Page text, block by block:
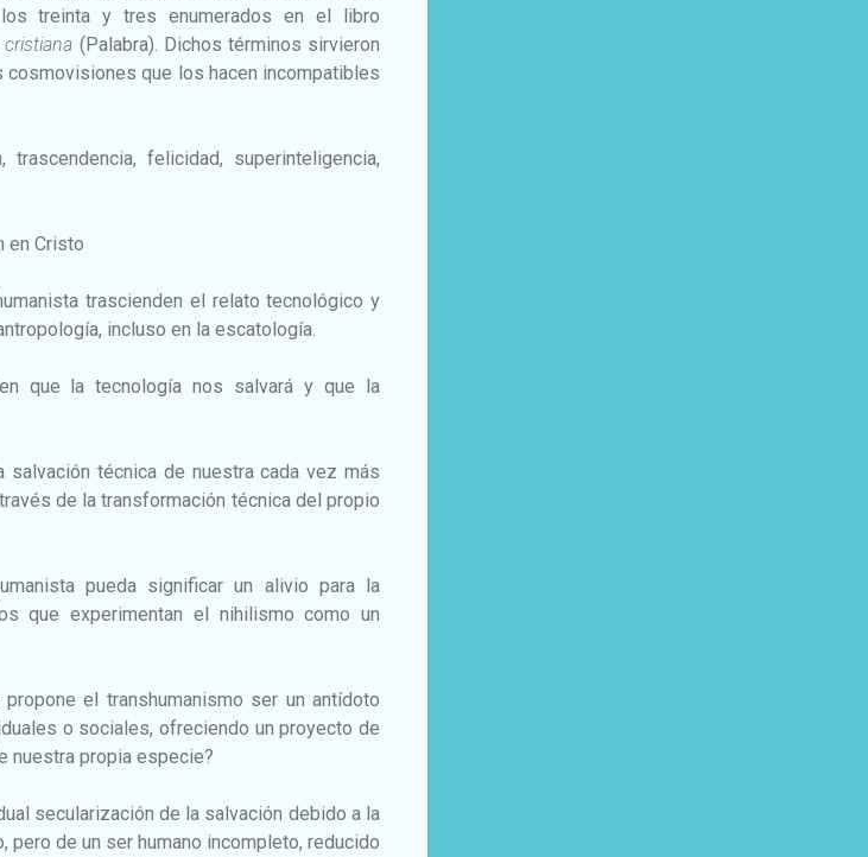
treinta y tres enumerados en el libro
(Palabra). Dichos términos sirvieron
que los hacen incompatibles
felicidad, superinteligencia,
en Cristo
trascienden el relato tecnológico y
incluso en la escatología.
que la tecnología nos salvará y que la
técnica de nuestra cada vez más
de la transformación técnica del propio
pueda significar un alivio para la
que experimentan el nihilismo como un
el transhumanismo ser un antídoto
o sociales, ofreciendo un proyecto de
nuestra propia especie?
secularización de la salvación debido a la
pero de un ser humano incompleto, reducido